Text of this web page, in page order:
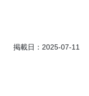
掲載日：2025-07-11